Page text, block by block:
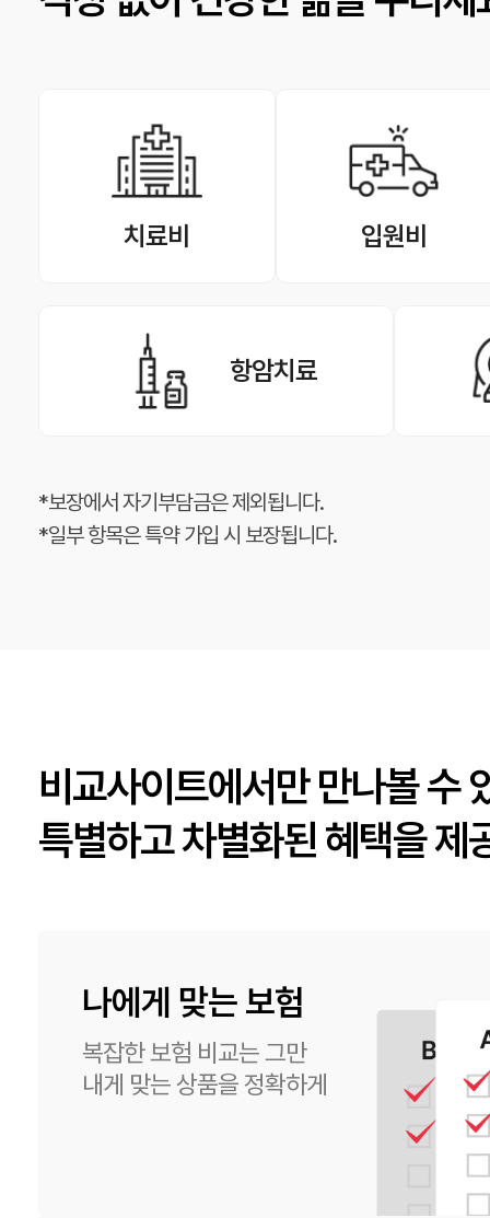
치료비 입원비
항암치료
*보장에서 자기부담금은 제외됩니다.
*일부 항목은 특약 가입 시 보장됩니다.
비교사이트에서만 만나볼 수
특별하고 차별화된 혜택을 제
나에게 맞는 보험
복잡한 보험 비교는 그만
내게 맞는 상품을 정확하게